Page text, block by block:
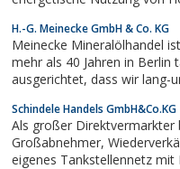
H.-G. Meinecke GmbH & Co. KG
Meinecke Mineralölhandel
mehr als 40 Jahren in Berlin
ausgerichtet, dass wir lang-und kurzfristige Bestellungen
Turnusbelieferung werden
geschätzt, wie...
Schindele Handels GmbH&Co.KG
Als großer Direktvermarkter
Großabnehmer, Wiederverkäufer, private Haushalte, sowie unser
eigenes Tankstellennetz